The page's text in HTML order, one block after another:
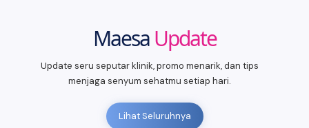
MaesaUpdate
Update seru seputar klinik, promo menarik, dan tips
menjaga senyum sehatmu setiap hari.
Lihat Seluruhnya